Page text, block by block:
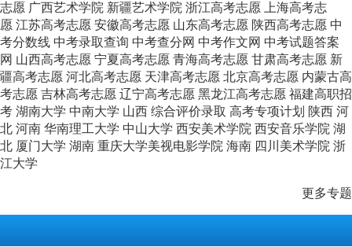
志愿 广西艺术学院 新疆艺术学院 浙江高考志愿
上海高考志
愿 江苏高考志愿 安徽高考志愿 山东高考志愿 陕西高考志愿 中
考分数线 中考录取查询 中考查分网 中考作文网 中考试题答案
网 山西高考志愿 宁夏高考志愿 青海高考志愿 甘肃高考志愿 新
疆高考志愿 河北高考志愿 天津高考志愿 北京高考志愿 内蒙古高
考志愿 吉林高考志愿 辽宁高考志愿 黑龙江高考志愿 福建高职招
考 湖南大学 中南大学 山西 综合评价录取 高考专项计划 陕西 河
北 河南 华南理工大学 中山大学 西安美术学院 西安音乐学院 湖
北 厦门大学 湖南 重庆大学美视电影学院 海南 四川美术学院 浙
江大学
更多专题